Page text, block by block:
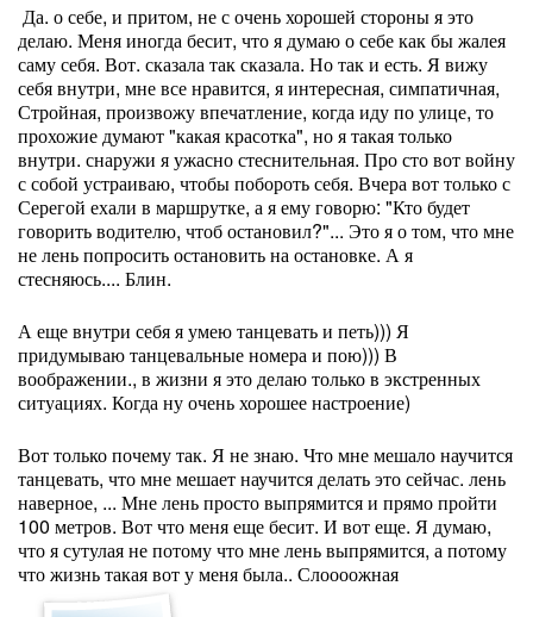
Да. о себе, и притом, не с очень хорошей стороны я это
делаю. Меня иногда бесит, что я думаю о себе как бы жалея
саму себя. Вот. сказала так сказала. Но так и есть. Я вижу
себя внутри, мне все нравится, я интересная, симпатичная,
Стройная, произвожу впечатление, когда иду по улице, то
прохожие думают "какая красотка", но я такая только
внутри. снаружи я ужасно стеснительная. Про сто вот войну
с собой устраиваю, чтобы побороть себя. Вчера вот только с
Серегой ехали в маршрутке, а я ему говорю: "Кто будет
говорить водителю, чтоб остановил?"... Это я о том, что мне
не лень попросить остановить на остановке. А я
стесняюсь.... Блин.
А еще внутри себя я умею танцевать и петь))) Я
придумываю танцевальные номера и пою))) В
воображении., в жизни я это делаю только в экстренных
ситуациях. Когда ну очень хорошее настроение)
Вот только почему так. Я не знаю. Что мне мешало научится
танцевать, что мне мешает научится делать это сейчас. лень
наверное, ... Мне лень просто выпрямится и прямо пройти
100 метров. Вот что меня еще бесит. И вот еще. Я думаю,
что я сутулая не потому что мне лень выпрямится, а потому
что жизнь такая вот у меня была.. Слоооожная